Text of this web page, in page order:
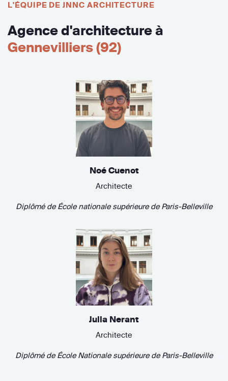
L'ÉQUIPE DE JNNC ARCHITECTURE
Agence d'architecture à
Gennevilliers (92)
Noé Cuenot
Architecte
Diplômé deÉcole nationale supérieure de Paris-Belleville
Julia Nerant
Architecte
Diplômé deÉcole Nationale supérieure de Paris-Belleville